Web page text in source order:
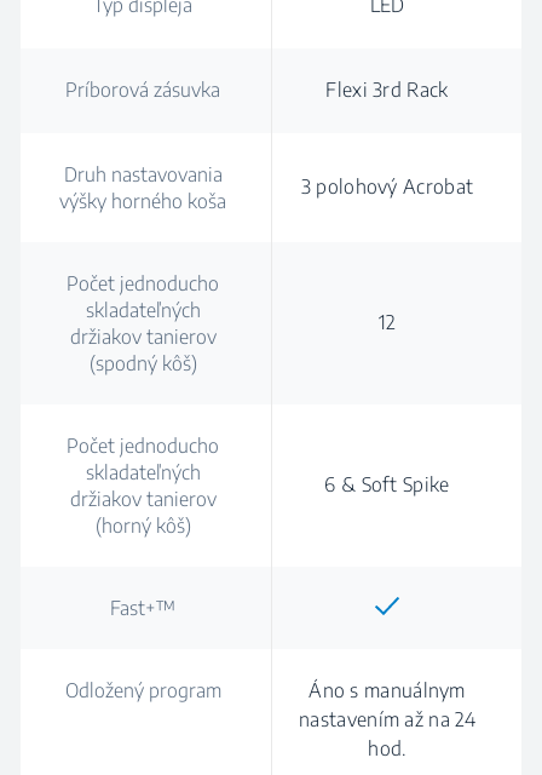
Typ displeja LED
Príborová zásuvka Flexi 3rd Rack
Druh nastavovania
výšky horného koša
3 polohový Acrobat
Počet jednoducho
skladateľných
držiakov tanierov
(spodný kôš)
12
Počet jednoducho
skladateľných
držiakov tanierov
(horný kôš)
6 & Soft Spike
Fast+™
Odložený program
Áno s manuálnym
nastavením až na 24
hod.